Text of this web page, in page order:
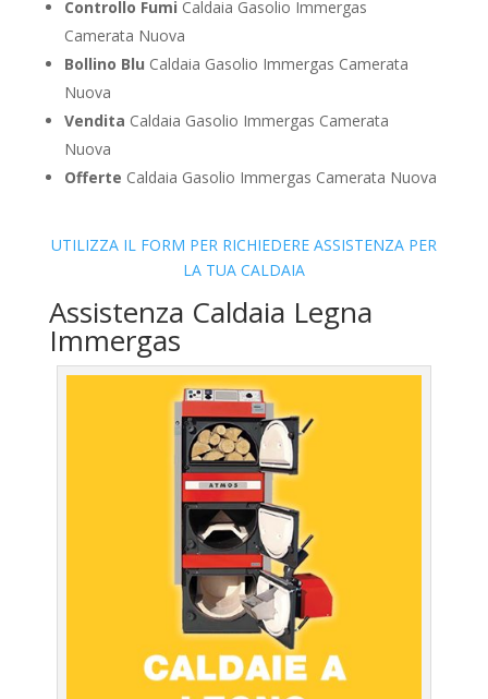
Controllo Fumi Caldaia Gasolio Immergas
Camerata Nuova
Bollino Blu Caldaia Gasolio Immergas Camerata
Nuova
Vendita Caldaia Gasolio Immergas Camerata
Nuova
Offerte Caldaia Gasolio Immergas Camerata Nuova
UTILIZZA IL FORM PER RICHIEDERE ASSISTENZA PER
LA TUA CALDAIA
Assistenza Caldaia Legna
Immergas